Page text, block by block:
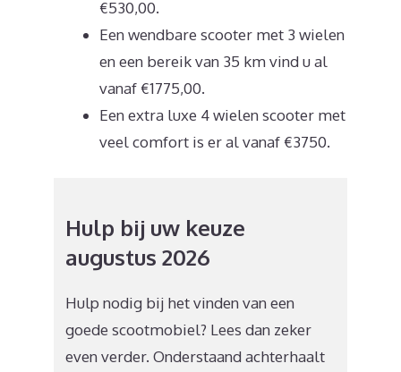
€530,00.
Een wendbare scooter met 3 wielen
en een bereik van 35 km vind u al
vanaf €1775,00.
Een extra luxe 4 wielen scooter met
veel comfort is er al vanaf €3750.
Hulp bij uw keuze
augustus 2026
Hulp nodig bij het vinden van een
goede scootmobiel? Lees dan zeker
even verder. Onderstaand achterhaalt